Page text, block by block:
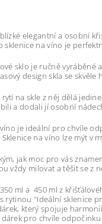
elegantní a osobní
sklenice na víno je
sklo je ručně vyráběné
design skla se
na skle z něj dělá
a dodali jí osobní
je ideální pro chvíle
na víno lze mýt v
jak moc pro vás
vždy milovat a těšit se z
ml a 450 ml z
rytinou "Ideální sklenice
který spojuje
pro chvíle odpočinku